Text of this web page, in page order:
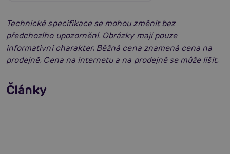
Technické specifikace se mohou změnit bez
předchozího upozornění. Obrázky mají pouze
informativní charakter. Běžná cena znamená cena na
prodejně. Cena na internetu a na prodejně se může lišit.
Články
Venušiny kuličky: Detailní rádce výběrem
Číst více
Erotická inteligence: Příručka Sexiomů